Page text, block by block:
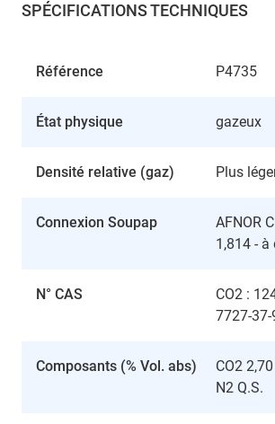
SPÉCIFICATIONS TECHNIQUES
Référence P4735
État physique gazeux
Densité relative (gaz) Plus
Connexion Soupap
AFNOR
1,814 -
N° CAS
CO2 :
7727-37-
Composants (% Vol. abs)
CO2
N2 Q.S.